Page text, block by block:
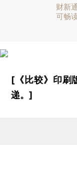
财新
可畅
[《比较》印刷
递。]